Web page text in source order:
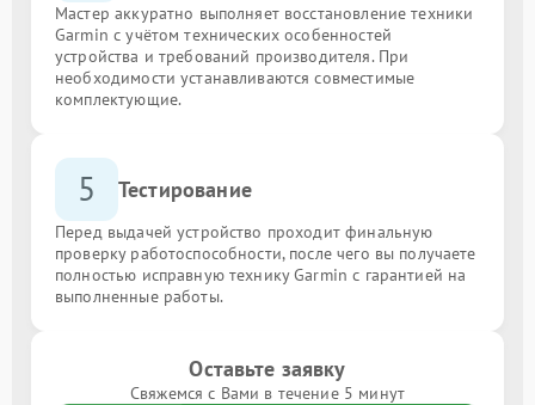
Мастер аккуратно выполняет восстановление техники
Garmin с учётом технических особенностей
устройства и требований производителя. При
необходимости устанавливаются совместимые
комплектующие.
5 Тестирование
Перед выдачей устройство проходит финальную
проверку работоспособности, после чего вы получаете
полностью исправную технику Garmin с гарантией на
выполненные работы.
Оставьте заявку
Свяжемся с Вами в течение 5 минут